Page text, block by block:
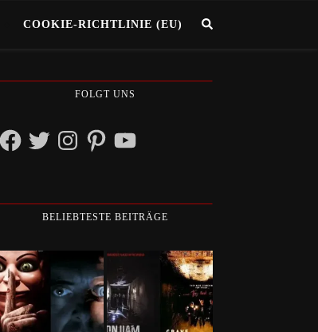
COOKIE-RICHTLINIE (EU)
FOLGT UNS
FacebookTwitterInstagramPinterestYouTube
BELIEBTESTE BEITRÄGE